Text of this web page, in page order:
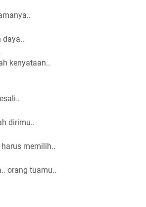
daya..
kenyataan..
dirimu..
memilih..
orang tuamu..